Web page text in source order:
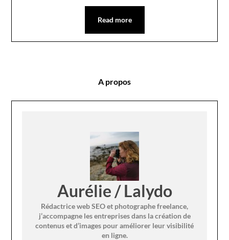
Read more
A propos
Aurélie / Lalydo
Rédactrice web SEO et photographe freelance,
j’accompagne les entreprises dans la création de
contenus et d’images pour améliorer leur visibilité
en ligne.